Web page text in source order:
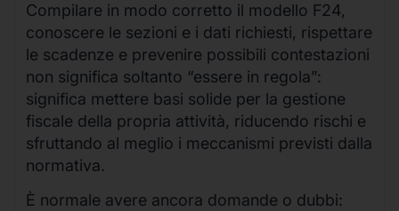
Compilare in modo corretto il modello F24,
conoscere le sezioni e i dati richiesti, rispettare
le scadenze e prevenire possibili contestazioni
non significa soltanto “essere in regola”:
significa mettere basi solide per la gestione
fiscale della propria attività, riducendo rischi e
sfruttando al meglio i meccanismi previsti dalla
normativa.
È normale avere ancora domande o dubbi: